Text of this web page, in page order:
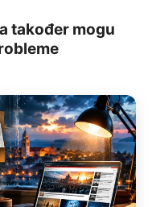
također mogu